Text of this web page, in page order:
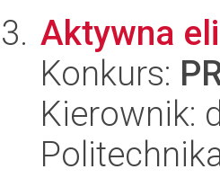
Aktywna
Konkurs:
Kierownik: